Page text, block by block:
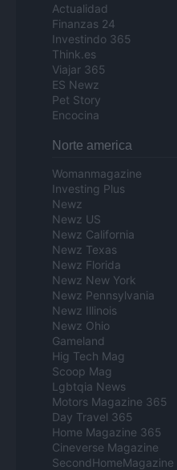
Actualidad
Finanzas 24
Investindo 365
Think.es
Viajar 365
ES Newz
Pet Story
Encocina
Norte america
Womanmagazine
Investing Plus
Newz
Newz US
Newz California
Newz Texas
Newz Florida
Newz New York
Newz Pennsylvania
Newz Illinois
Newz Ohio
Gameland
Hig Tech Mag
Scoop Mag
Lgbtqia News
Motors Magazine 365
Day Travel 365
Home Magazine 365
Cineverse Magazine
SecondHomeMagazine